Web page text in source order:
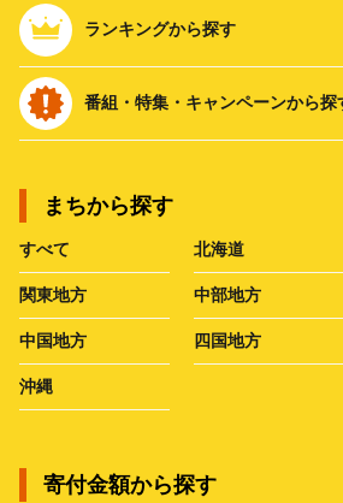
ランキングから探す
番組・特集・キャンペーンから探
まちから探す
すべて 北海道
関東地方 中部地方
中国地方 四国地方
沖縄
寄付金額から探す